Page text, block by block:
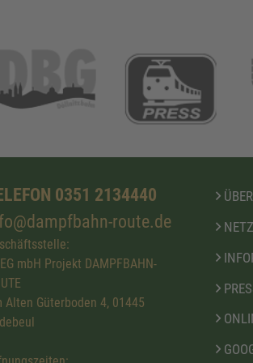
0351 2134440
route.de
mbH Projekt DAMPFBAHN-
Alten Güterboden 4, 01445